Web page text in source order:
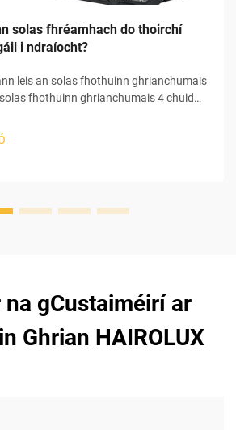
solas fhréamhach do thoirchí
i ndraíocht?
leis an solas fhothuinn ghrianchumais
fhothuinn ghrianchumais 4 chuid
a chur i mbun. I dtosach an phróisis,
na gCustaiméirí ar
Ghrian HAIROLUX